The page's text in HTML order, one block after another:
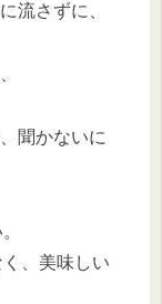
流さずに、
聞かないに
、美味しい